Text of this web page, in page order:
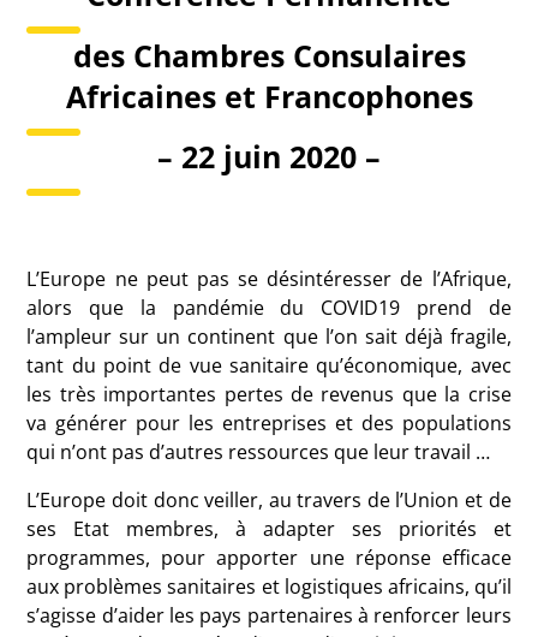
des Chambres Consulaires
Africaines et Francophones
– 22 juin 2020 –
L’Europe ne peut pas se désintéresser de l’Afrique,
alors que la pandémie du COVID19 prend de
l’ampleur sur un continent que l’on sait déjà fragile,
tant du point de vue sanitaire qu’économique, avec
les très importantes pertes de revenus que la crise
va générer pour les entreprises et des populations
qui n’ont pas d’autres ressources que leur travail …
L’Europe doit donc veiller, au travers de l’Union et de
ses Etat membres, à adapter ses priorités et
programmes, pour apporter une réponse efficace
aux problèmes sanitaires et logistiques africains, qu’il
s’agisse d’aider les pays partenaires à renforcer leurs